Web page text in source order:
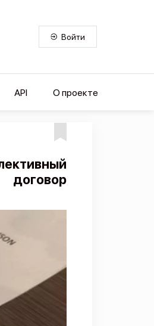
Войти
API О проекте
договор